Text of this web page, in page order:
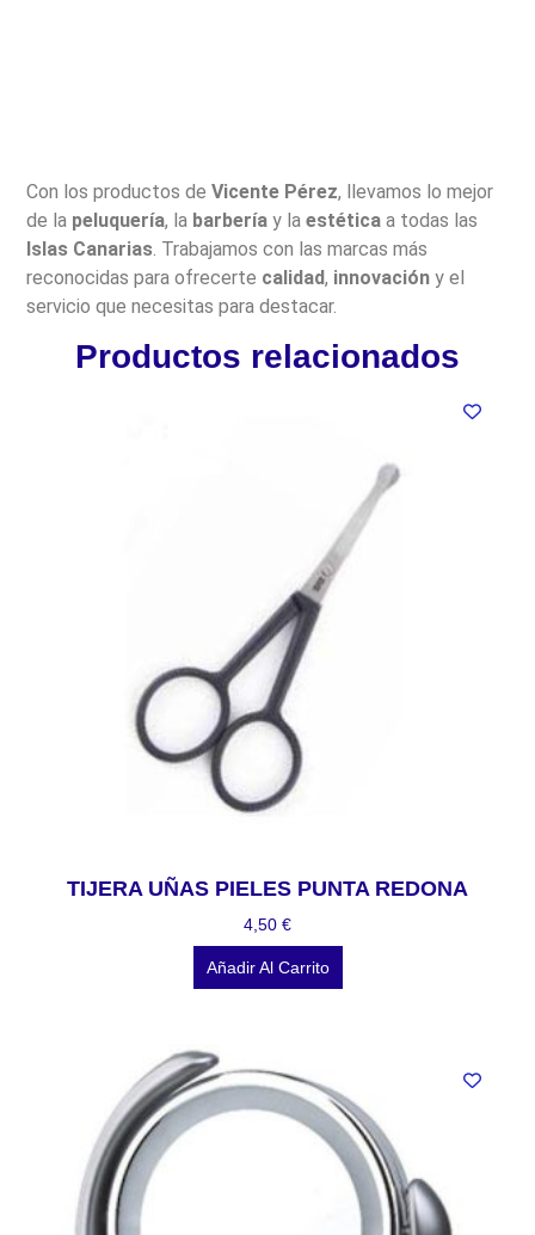
Con los productos deVicente Pérez, llevamos lo mejor
de la peluquería, la barbería y laestética a todas las
Islas Canarias. Trabajamos con las marcas más
reconocidas para ofrecerte calidad, innovación y el
servicio que necesitas para destacar.
Productos relacionados
TIJERA UÑAS PIELES PUNTA REDONA
4,50 €
Añadir Al Carrito